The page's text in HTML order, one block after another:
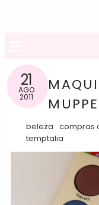
21
AGO
2011
beleza compras
temptalia